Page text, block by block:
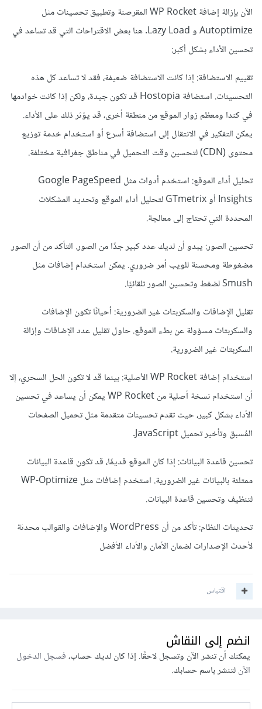
الآن بإزالة إضافة WP Rocket المقرصنة وتطبيق تحسينات مثل
Autoptimize و Lazy Load. هنا بعض الاقتراحات التي قد تساعد في
تحسين الأداء بشكل أكبر:
تقييم الاستضافة: إذا كانت الاستضافة ضعيفة، فقد لا تساعد كل هذه
التحسينات. استضافة Hostopia قد تكون جيدة، ولكن إذا كانت خوادمها
في كندا ومعظم زوار الموقع من منطقة أخرى، قد يؤثر ذلك على الأداء.
يمكن التفكير في الانتقال إلى استضافة أسرع أو استخدام خدمة توزيع
محتوى (CDN) لتحسين وقت التحميل في مناطق جغرافية مختلفة.
تحليل أداء الموقع: استخدم أدوات مثل Google PageSpeed
Insights أو GTmetrix لتحليل أداء الموقع وتحديد المشكلات
المحددة التي تحتاج إلى معالجة.
تحسين الصور: يبدو أن لديك عدد كبير جدًا من الصور. التأكد من أن الصور
مضغوطة ومحسنة للويب أمر ضروري. يمكن استخدام إضافات مثل
Smush لضغط وتحسين الصور تلقائيًا.
تقليل الإضافات والسكربتات غير الضرورية: أحيانًا تكون الإضافات
والسكربتات مسؤولة عن بطء الموقع. حاول تقليل عدد الإضافات وإزالة
السكربتات غير الضرورية.
استخدام إضافة WP Rocket الأصلية: بينما قد لا تكون الحل السحري، إلا
أن استخدام نسخة أصلية من WP Rocket يمكن أن يساعد في تحسين
الأداء بشكل كبير، حيث تقدم تحسينات متقدمة مثل تحميل الصفحات
المُسبق وتأخير تحميل JavaScript.
تحسين قاعدة البيانات: إذا كان الموقع قديمًا، قد تكون قاعدة البيانات
ممتلئة بالبيانات غير الضرورية. استخدم إضافات مثل WP-Optimize
لتنظيف وتحسين قاعدة البيانات.
تحديثات النظام: تأكد من أن WordPress والإضافات والقوالب محدثة
لأحدث الإصدارات لضمان الأمان والأداء الأفضل
اقتباس
انضم إلى النقاش
يمكنك أن تنشر الآن وتسجل لاحقًا. إذا كان لديك حساب،فسجل الدخول
الآنلتنشر باسم حسابك.